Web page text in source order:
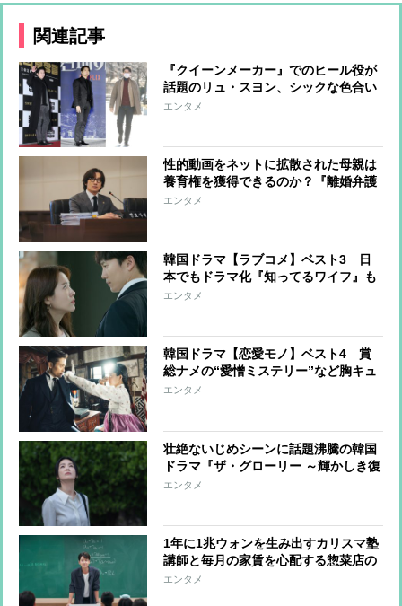
関連記事
『クイーンメーカー』でのヒール役が
話題のリュ・スヨン、シックな色合い
をスマートに着こなす大人コーデ術
エンタメ
性的動画をネットに拡散された母親は
養育権を獲得できるのか？『離婚弁護
士シン・ソンハン』は有責配偶者を弁
エンタメ
韓国ドラマ【ラブコメ】ベスト3 日
本でもドラマ化『知ってるワイフ』も
ランクイン
エンタメ
韓国ドラマ【恋愛モノ】ベスト4 賞
総ナメの“愛憎ミステリー”など胸キュ
ン作品
エンタメ
壮絶ないじめシーンに話題沸騰の韓国
ドラマ『ザ・グローリー ～輝かしき復
讐～』の復讐劇を”母親たちのドラ
エンタメ
1年に1兆ウォンを生み出すカリスマ塾
講師と毎月の家賃を心配する惣菜店の
女社長が出会ったら…韓国ドラマ『イ
エンタメ